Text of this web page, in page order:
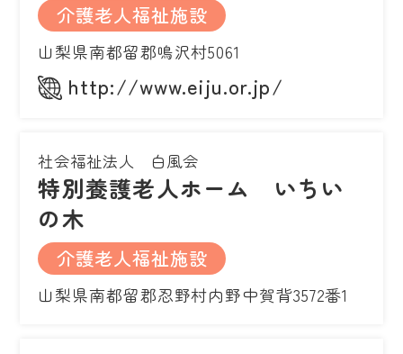
介護老人福祉施設
山梨県南都留郡鳴沢村5061
http://www.eiju.or.jp/
社会福祉法人 白風会
特別養護老人ホーム いちい
の木
介護老人福祉施設
山梨県南都留郡忍野村内野中賀背3572番1